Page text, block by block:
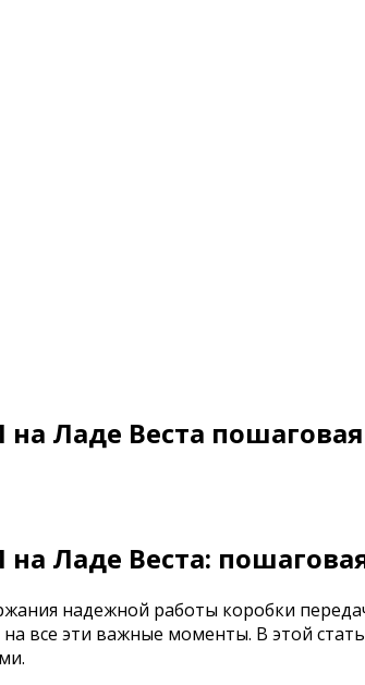
Ладе Веста
Ладе Веста:
надежной работы коробки
все эти важные моменты. В этой